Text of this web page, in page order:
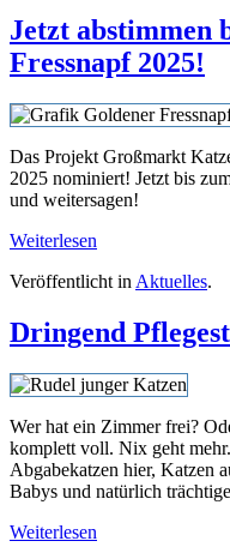
Jetzt abstimmen
Fressnapf 2025!
Das Projekt Großmarkt
2025 nominiert! Jetzt bis
und weitersagen!
Weiterlesen
Veröffentlicht in Aktuelles.
Dringend
Wer hat ein Zimmer frei?
komplett voll. Nix geht
Abgabekatzen hier, Katzen
Babys und natürlich
Weiterlesen